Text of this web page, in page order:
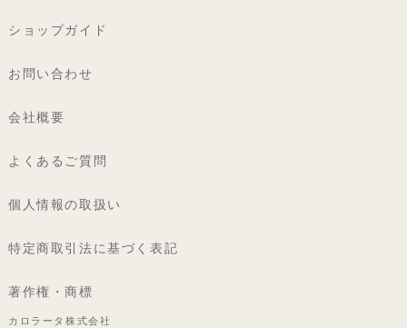
ショップガイド
お問い合わせ
会社概要
よくあるご質問
個人情報の取扱い
特定商取引法に基づく表記
著作権・商標
カロラータ株式会社